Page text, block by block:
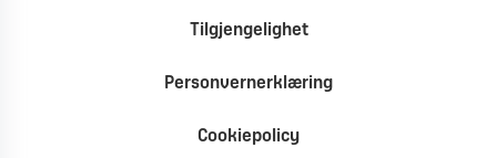
Tilgjengelighet
Personvernerklæring
Cookiepolicy